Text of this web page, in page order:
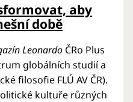
aby
době
Leonardo ČRo Plus
globálních studií a
filosofie FLÚ AV ČR).
kultuře různých